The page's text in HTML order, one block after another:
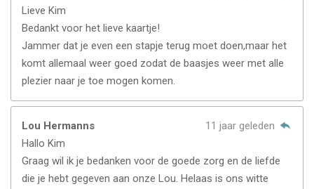
Lieve Kim
Bedankt voor het lieve kaartje!
Jammer dat je even een stapje terug moet doen,maar het
komt allemaal weer goed zodat de baasjes weer met alle
plezier naar je toe mogen komen.
Lou Hermanns
11 jaar geleden
Hallo Kim
Graag wil ik je bedanken voor de goede zorg en de liefde
die je hebt gegeven aan onze Lou. Helaas is ons witte